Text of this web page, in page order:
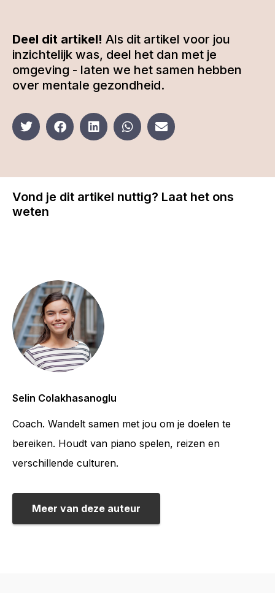
Deel dit artikel! Als dit artikel voor jou
inzichtelijk was, deel het dan met je
omgeving - laten we het samen hebben
over mentale gezondheid.
Vond je dit artikel nuttig? Laat het ons
weten
Selin Colakhasanoglu
Coach. Wandelt samen met jou om je doelen te
bereiken. Houdt van piano spelen, reizen en
verschillende culturen.
Meer van deze auteur